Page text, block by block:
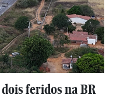
feridos na BR